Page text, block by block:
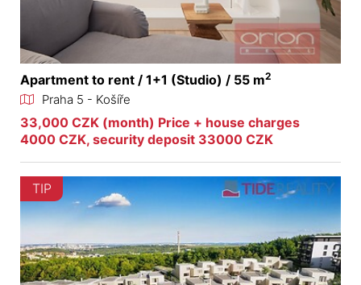
Apartment to rent / 1+1 (Studio) / 55 m2
Praha 5 - Košíře
33,000 CZK (month) Price + house charges
4000 CZK, security deposit 33000 CZK
TIP